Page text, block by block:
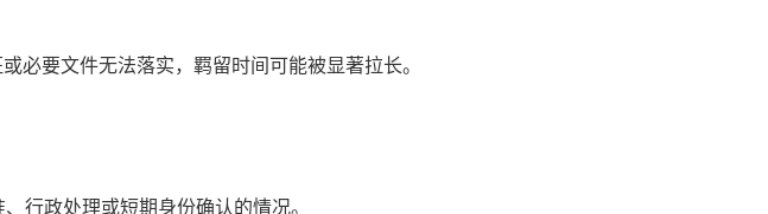
必要文件无法落实，羁留时间可能被显著拉长。
、行政处理或短期身份确认的情况。